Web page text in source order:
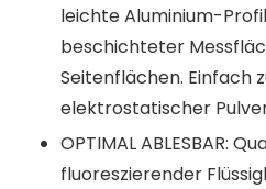
leichte Aluminium-
beschichteter
Seitenflächen. Einfach
elektrostatischer
OPTIMAL ABLESBAR:
fluoreszierender